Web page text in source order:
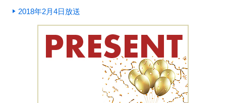
2018年2月4日放送